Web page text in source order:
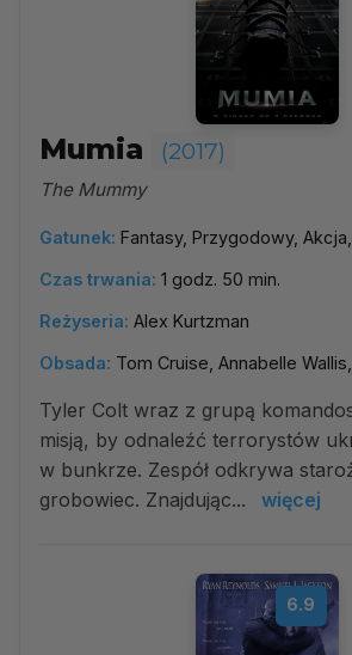
Mumia (2017)
The Mummy
Gatunek: Fantasy, Przygodowy,
Czas trwania: 1 godz. 50 min.
Reżyseria: Alex Kurtzman
Obsada: Tom Cruise, Annabelle
Tyler Colt wraz z grupą
misją, by odnaleźć terrorystów
w bunkrze. Zespół odkrywa
grobowiec. Znajdując...
więcej
6.9